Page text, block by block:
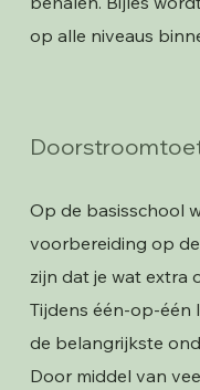
op alle niveaus
Op de basisschool
voorbereiding op
zijn dat je wat extra
Tijdens één-op-één
de belangrijkste
Door middel van